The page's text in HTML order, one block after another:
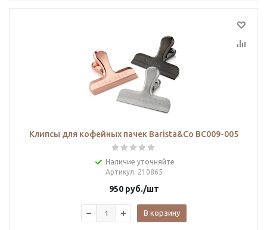
Клипсы для кофейных пачек Barista&Co BC009-005
Наличие уточняйте
Артикул: 210865
950руб./шт
В корзину